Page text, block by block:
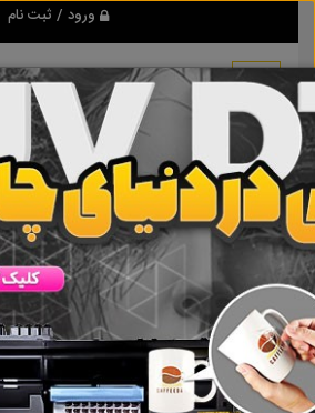
ورود / ثبت نام
برنامه اندروید
مرجع نیازمندیها و تبلیغات
دانلود
تبلیغ شو تور ارزان برزیل نتایج جستجو